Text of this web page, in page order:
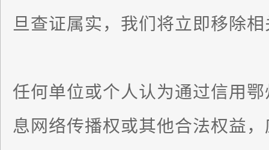
旦查证属实，我们将立即移除
任何单位或个人认为通过信用
息网络传播权或其他合法权益